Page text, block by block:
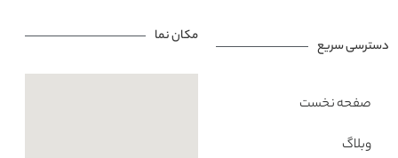
دسترسی سریع
صفحه نخست
وبلاگ
مکان نما